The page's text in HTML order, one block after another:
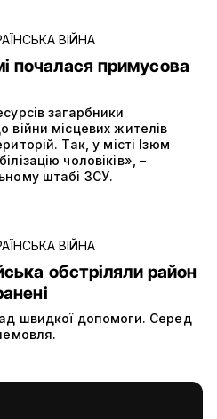
ВІЙНА
почалася примусова
загарбники
війни місцевих жителів
Так, у місті Ізюм
чоловіків», –
штабі ЗСУ.
ВІЙНА
обстріляли район
швидкої допомоги. Серед